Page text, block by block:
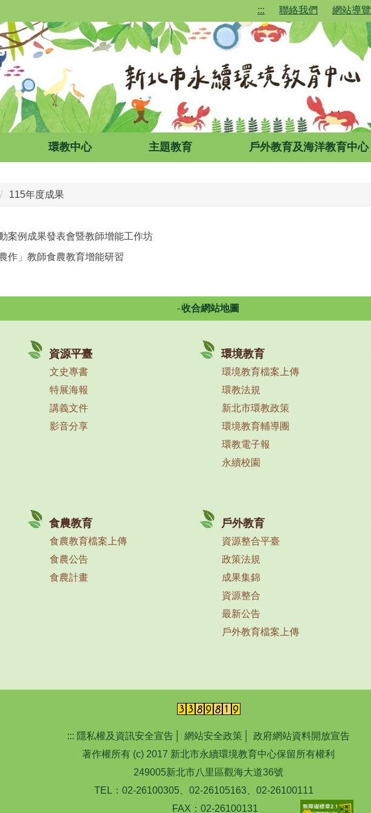
::: 聯絡我們 網站導覽
環教中心 主題教育 戶外教育及海洋教育中心
115年度成果
案例成果發表會暨教師增能工作坊
作」教師食農教育增能研習
收合網站地圖
資源平臺
文史專書
特展海報
講義文件
影音分享
環境教育
環境教育檔案上傳
環教法規
新北市環教政策
環境教育輔導團
環教電子報
永續校園
食農教育
食農教育檔案上傳
食農公告
食農計畫
戶外教育
資源整合平臺
政策法規
成果集錦
資源整合
最新公告
戶外教育檔案上傳
::: 隱私權及資訊安全宣告 網站安全政策
政府網站資料開放宣告
著作權所有 (c) 2017 新北市永續環境教育中心保留所有權利
249005新北市八里區觀海大道36號
TEL：02-26100305、02-26105163、02-26100111
FAX：02-26100131